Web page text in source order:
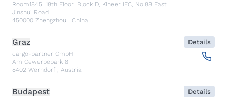
Room1845, 18th Floor, Block D, Kineer IFC, No.88 East
Jinshui Road
450000 Zhengzhou , China
Graz
cargo-partner GmbH
Am Gewerbepark 8
8402 Werndorf , Austria
Details
Budapest Details